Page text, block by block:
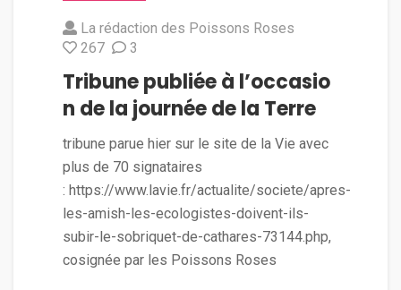
La rédaction des Poissons Roses
267
3
Tribune publiée à l’occasio
n de la journée de la Terre
tribune parue hier sur le site de la Vie avec
plus de 70 signataires
: https://www.lavie.fr/actualite/societe/apres-
les-amish-les-ecologistes-doivent-ils-
subir-le-sobriquet-de-cathares-73144.php,
cosignée par les Poissons Roses